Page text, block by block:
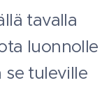
tavalla
luonnolle
se tuleville